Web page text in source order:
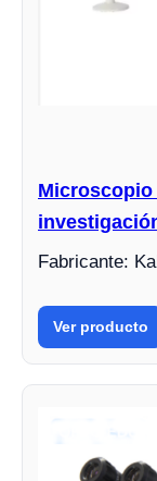
Fabricante:
Ver producto